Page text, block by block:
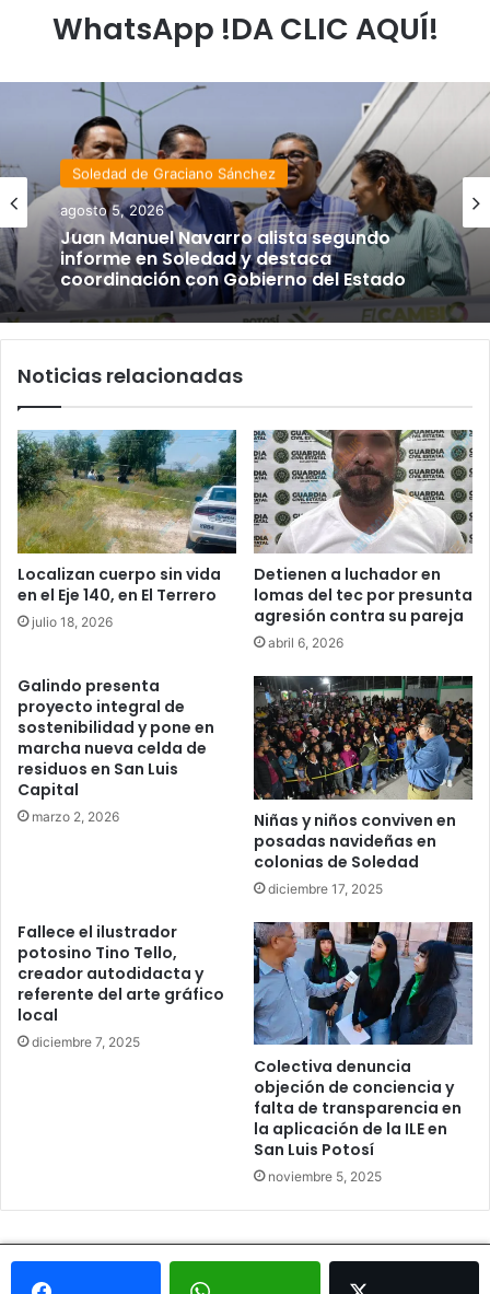
WhatsApp !DA CLIC AQUÍ!
Soledad de Graciano Sánchez
agosto 5, 2026
Juan Manuel Navarro alista segundo
informe en Soledad y destaca
coordinación con Gobierno del Estado
Noticias relacionadas
Localizan cuerpo sin vida
en el Eje 140, en El Terrero
julio 18, 2026
Detienen a luchador en
lomas del tec por presunta
agresión contra su pareja
abril 6, 2026
Galindo presenta
proyecto integral de
sostenibilidad y pone en
marcha nueva celda de
residuos en San Luis
Capital
marzo 2, 2026
Niñas y niños conviven en
posadas navideñas en
colonias de Soledad
diciembre 17, 2025
Fallece el ilustrador
potosino Tino Tello,
creador autodidacta y
referente del arte gráfico
local
diciembre 7, 2025
Colectiva denuncia
objeción de conciencia y
falta de transparencia en
la aplicación de la ILE en
San Luis Potosí
noviembre 5, 2025
© Copyright 2026, Todos los derechos reservados - Metrópoli